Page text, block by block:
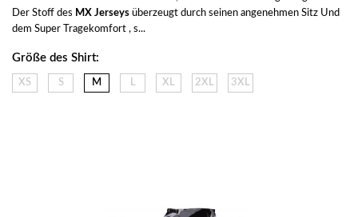
Der Stoff des MX Jerseys überzeugt durch seinen angenehmen Sitz Und
dem Super Tragekomfort , s...
Größe des Shirt:
XS S M L XL 2XL 3XL